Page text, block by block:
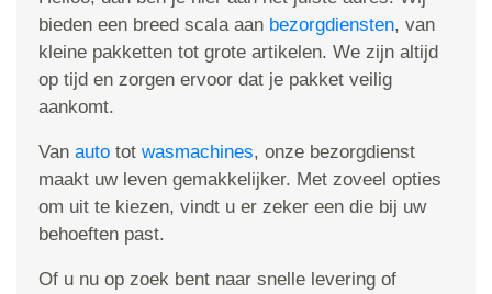
bieden een breed scala aan bezorgdiensten, van
kleine pakketten tot grote artikelen. We zijn altijd
op tijd en zorgen ervoor dat je pakket veilig
aankomt.
Van auto tot wasmachines, onze bezorgdienst
maakt uw leven gemakkelijker. Met zoveel opties
om uit te kiezen, vindt u er zeker een die bij uw
behoeften past.
Of u nu op zoek bent naar snelle levering of